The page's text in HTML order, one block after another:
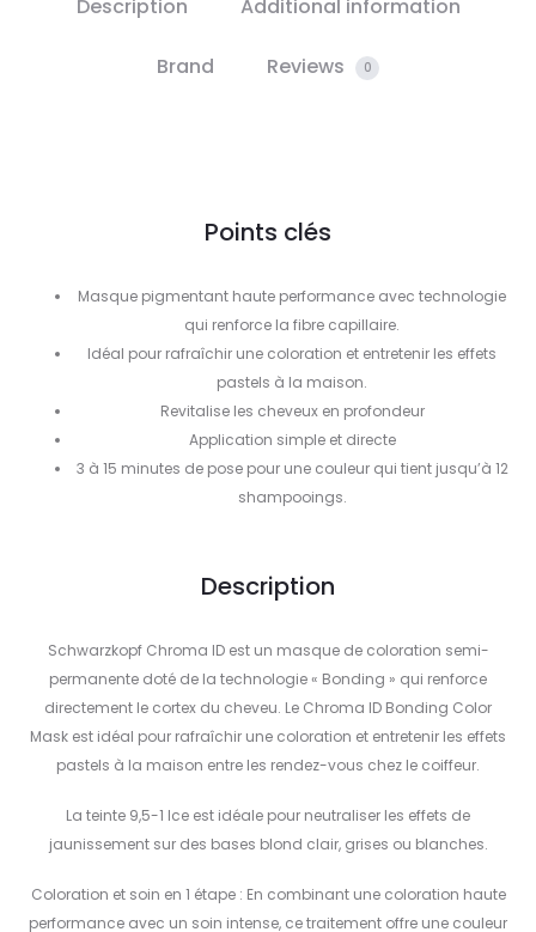
Description Additional information
Brand Reviews 0
Points clés
Masque pigmentant haute performance avec technologie
qui renforce la fibre capillaire.
Idéal pour rafraîchir une coloration et entretenir les effets
pastels à la maison.
Revitalise les cheveux en profondeur
Application simple et directe
3 à 15 minutes de pose pour une couleur qui tient jusqu’à 12
shampooings.
Description
Schwarzkopf Chroma ID est un masque de coloration semi-
permanente doté de la technologie « Bonding » qui renforce
directement le cortex du cheveu. Le Chroma ID Bonding Color
Mask est idéal pour rafraîchir une coloration et entretenir les effets
pastels à la maison entre les rendez-vous chez le coiffeur.
La teinte 9,5-1 Ice est idéale pour neutraliser les effets de
jaunissement sur des bases blond clair, grises ou blanches.
Coloration et soin en 1 étape : En combinant une coloration haute
performance avec un soin intense, ce traitement offre une couleur